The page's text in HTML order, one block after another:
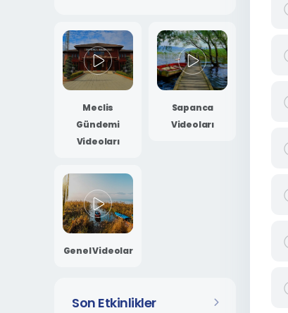
Meclis
Gündemi
Videoları
Sapanca
Videoları
Genel Videolar
Son Etkinlikler